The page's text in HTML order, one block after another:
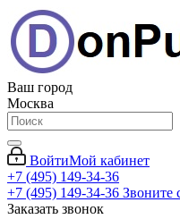
Ваш город
Москва
ВойтиМой кабинет
+7 (495) 149-34-36
+7 (495) 149-34-36 Звоните
Заказать звонок